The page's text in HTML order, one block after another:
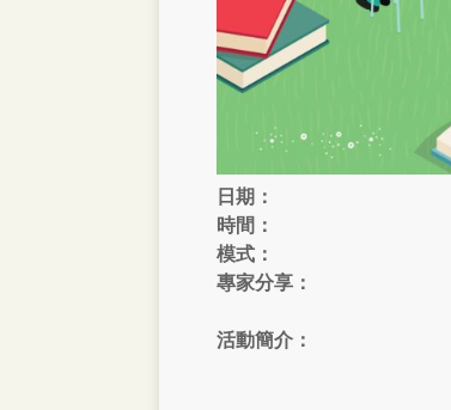
日期：
時間：
模式：
專家分享：
活動簡介：